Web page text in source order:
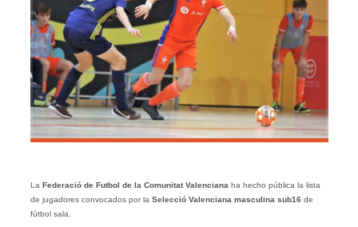
La Federació de Futbol de la Comunitat Valenciana ha hecho pública la lista
de jugadores convocados por la Selecció Valenciana masculina sub16 de
fútbol sala.